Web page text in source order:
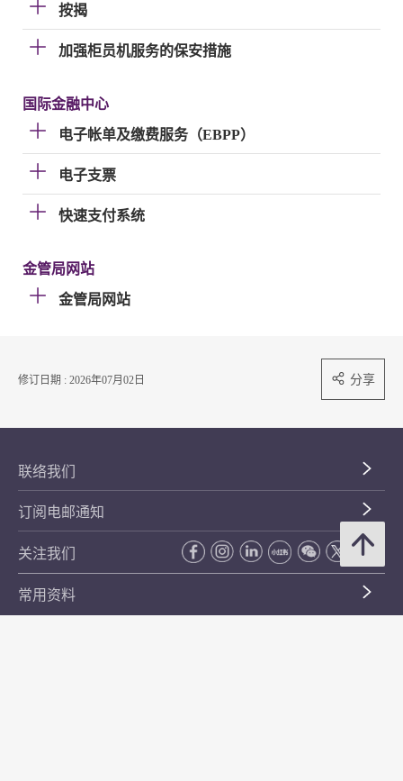
按揭
加强柜员机服务的保安措施
国际金融中心
电子帐单及缴费服务（EBPP）
电子支票
快速支付系统
金管局网站
金管局网站
修订日期 : 2026年07月02日 分享
联络我们
订阅电邮通知
关注我们
常用资料